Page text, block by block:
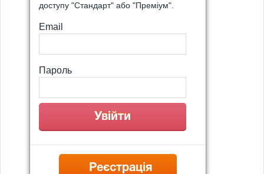
доступу "Стандарт" або "Преміум".
Email
Пароль
Реєстрація